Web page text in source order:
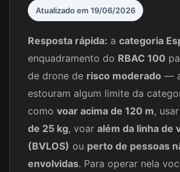
Atualizado em 19/06/2026
Resposta rápida: a categoria
enquadramento do RBAC 100
de drone de risco moderado —
estouram algum limite da
como voar acima de 120 m,
de 25 kg, voar além da linha de
(BVLOS) ou perto de pessoas
envolvidas. Para operar nela